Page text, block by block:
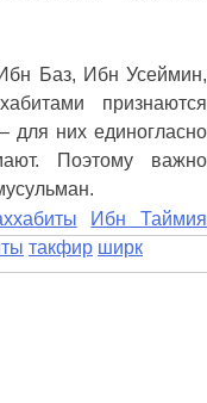
Баз, Ибн Усеймин,
признаются
для них единогласно
Поэтому важно
Ибн Таймия
такфир ширк